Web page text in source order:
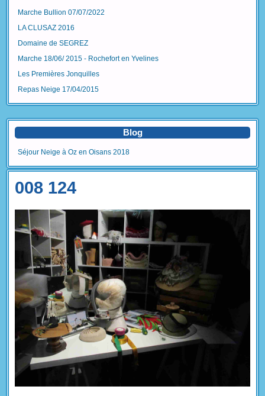
Marche Bullion 07/07/2022
LA CLUSAZ 2016
Domaine de SEGREZ
Marche 18/06/ 2015 - Rochefort en Yvelines
Les Premières Jonquilles
Repas Neige 17/04/2015
Blog
Séjour Neige à Oz en Oisans 2018
008 124